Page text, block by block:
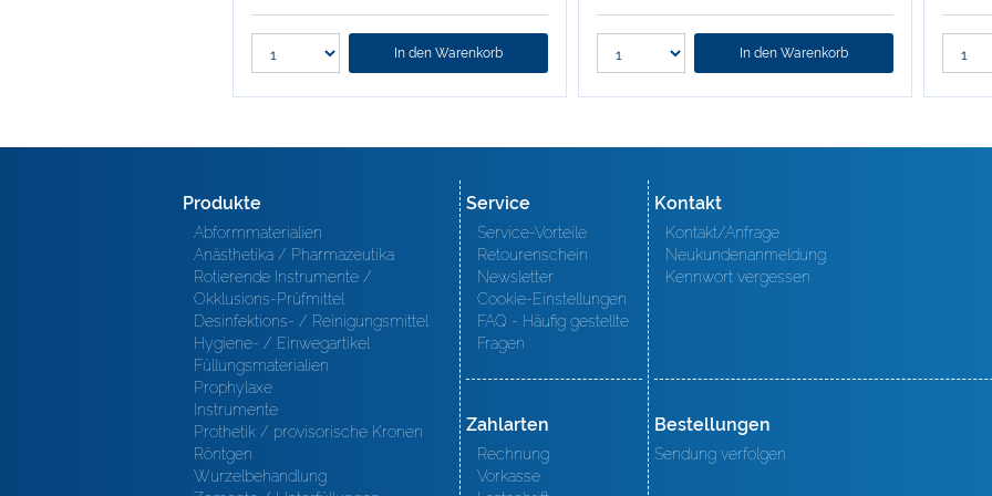
In den Warenkorb In den Warenkorb
Produkte
Abformmaterialien
Anästhetika / Pharmazeutika
Rotierende Instrumente /
Okklusions-Prüfmittel
Desinfektions- / Reinigungsmittel
Hygiene- / Einwegartikel
Füllungsmaterialien
Prophylaxe
Instrumente
Prothetik / provisorische Kronen
Röntgen
Wurzelbehandlung
Service
Service-Vorteile
Retourenschein
Newsletter
Cookie-Einstellungen
FAQ - Häufig gestellte
Fragen
Zahlarten
Rechnung
Vorkasse
Kontakt
Kontakt/Anfrage
Neukundenanmeldung
Kennwort vergessen
Bestellungen
Sendung verfolgen